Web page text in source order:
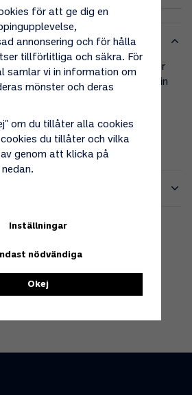
10A solcellsregulatorn kommer
som utnyttjar solenergin
10A
12V: 130W / 24V: 260W
för att ge dig en
annonsering och för hålla
tillförlitliga och säkra. För
samlar vi in information om
mönster och deras
om du tillåter alla cookies
du tillåter och vilka
genom att klicka på
Inställningar
nödvändiga
Okej